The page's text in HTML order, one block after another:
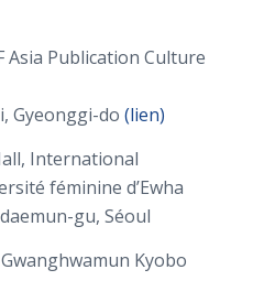
Asia Publication Culture
Gyeonggi-do (lien)
International
féminine d’Ewha
gu, Séoul
Kyobo